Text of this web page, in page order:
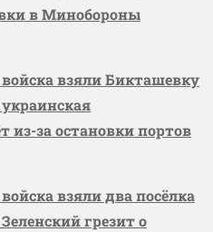
в Минобороны
взяли Бикташевку
из-за остановки портов
взяли два посёлка
грезит о